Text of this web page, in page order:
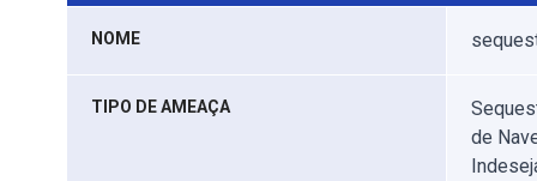
NOME
TIPO DE AMEAÇA
de